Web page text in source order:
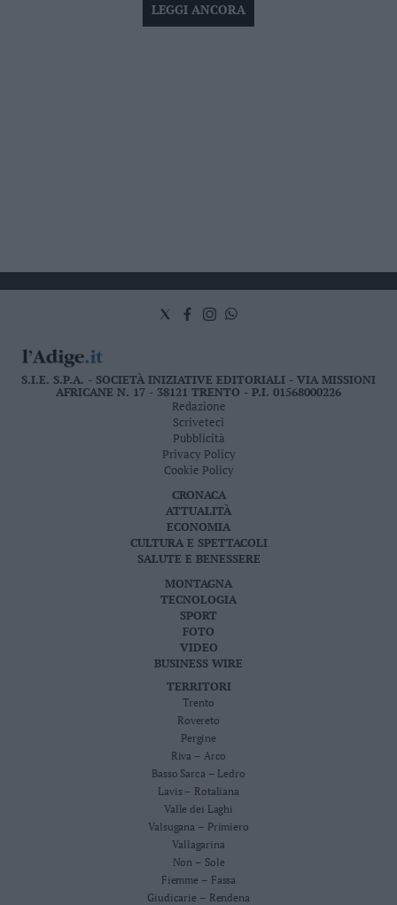
LEGGI ANCORA
S.I.E. S.P.A. - SOCIETÀ INIZIATIVE EDITORIALI - VIA MISSIONI
AFRICANE N. 17 - 38121 TRENTO - P.I. 01568000226
Redazione
Scriveteci
Pubblicità
Privacy Policy
Cookie Policy
CRONACA
ATTUALITÀ
ECONOMIA
CULTURA E SPETTACOLI
SALUTE E BENESSERE
MONTAGNA
TECNOLOGIA
SPORT
FOTO
VIDEO
BUSINESS WIRE
TERRITORI
Trento
Rovereto
Pergine
Riva – Arco
Basso Sarca – Ledro
Lavis – Rotaliana
Valle dei Laghi
Valsugana – Primiero
Vallagarina
Non – Sole
Fiemme – Fassa
Giudicarie – Rendena